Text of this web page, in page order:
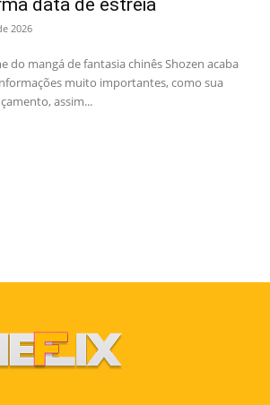
data de estreia
2026
do mangá de fantasia chinês Shozen acaba
muito importantes, como sua
assim...